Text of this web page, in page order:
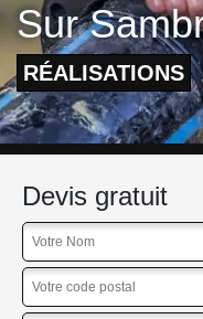
Sur
RÉALISATIONS
Devis gratuit